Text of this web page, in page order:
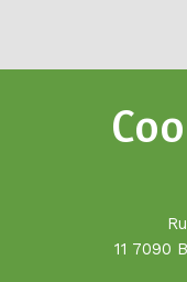
11 7090